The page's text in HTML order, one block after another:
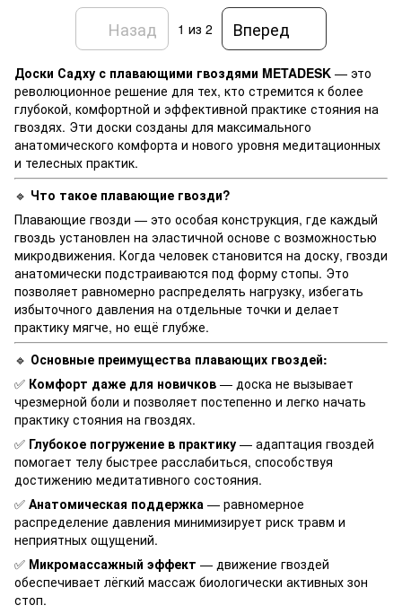
Назад 1 из 2 Вперед
Доски Садху с плавающими гвоздями METADESK — это
революционное решение для тех, кто стремится к более
глубокой, комфортной и эффективной практике стояния на
гвоздях. Эти доски созданы для максимального
анатомического комфорта и нового уровня медитационных
и телесных практик.
🔹 Что такое плавающие гвозди?
Плавающие гвозди — это особая конструкция, где каждый
гвоздь установлен на эластичной основе с возможностью
микродвижения. Когда человек становится на доску, гвозди
анатомически подстраиваются под форму стопы. Это
позволяет равномерно распределять нагрузку, избегать
избыточного давления на отдельные точки и делает
практику мягче, но ещё глубже.
🔹 Основные преимущества плавающих гвоздей:
✅ Комфорт даже для новичков — доска не вызывает
чрезмерной боли и позволяет постепенно и легко начать
практику стояния на гвоздях.
✅ Глубокое погружение в практику — адаптация гвоздей
помогает телу быстрее расслабиться, способствуя
достижению медитативного состояния.
✅ Анатомическая поддержка — равномерное
распределение давления минимизирует риск травм и
неприятных ощущений.
✅ Микромассажный эффект — движение гвоздей
обеспечивает лёгкий массаж биологически активных зон
стоп.